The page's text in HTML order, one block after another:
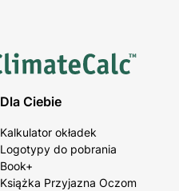
Dla Ciebie
Kalkulator okładek
Logotypy do pobrania
Book+
Książka Przyjazna Oczom